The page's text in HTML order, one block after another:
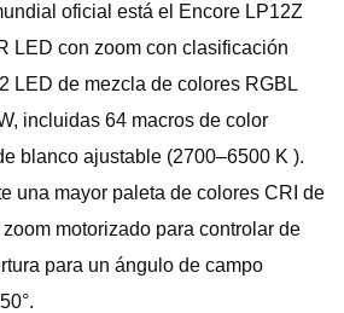
oficial está el Encore LP12Z
LED con zoom con clasificación
LED de mezcla de colores RGBL
incluidas 64 macros de color
blanco ajustable (2700–6500 K ).
una mayor paleta de colores CRI de
motorizado para controlar de
para un ángulo de campo